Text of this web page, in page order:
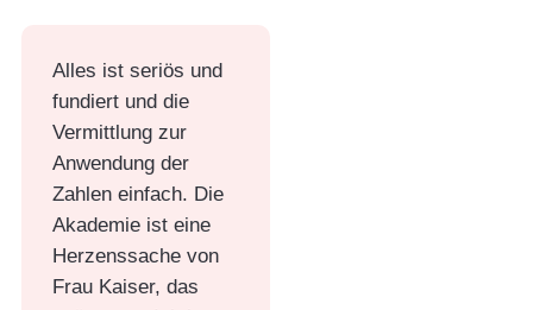
Alles ist seriös und
fundiert und die
Vermittlung zur
Anwendung der
Zahlen einfach. Die
Akademie ist eine
Herzenssache von
Frau Kaiser, das